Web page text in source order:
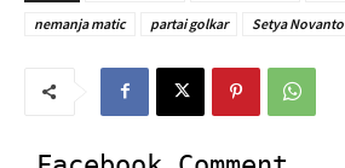
nemanja matic
partai golkar Setya Novanto